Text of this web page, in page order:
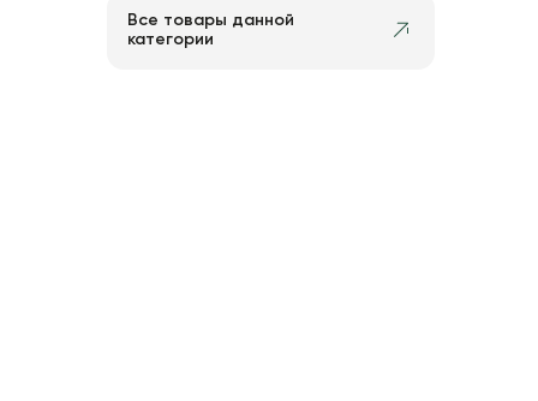
Все товары данной
категории